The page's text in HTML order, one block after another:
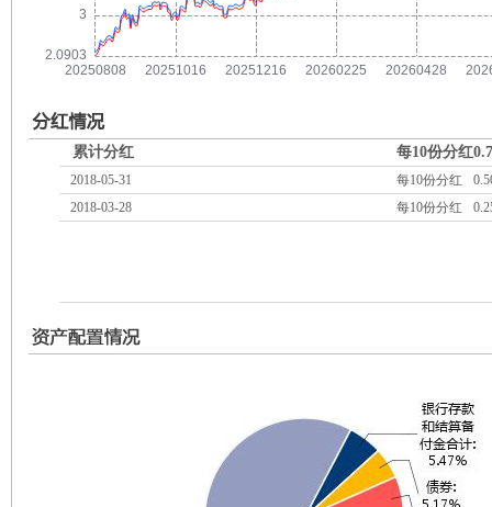
累计分红 每10份分红
2018-05-31 每10份分红
2018-03-28
每10份分红